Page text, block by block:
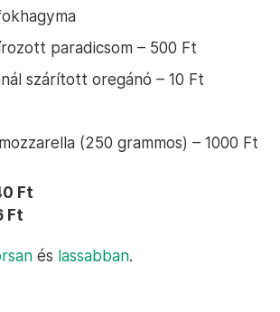
paradicsom – 500 Ft
szárított oregánó – 10 Ft
(250 grammos) – 1000 Ft
Ft
Ft
és lassabban.